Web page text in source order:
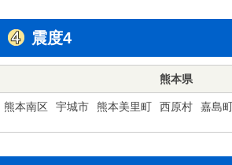
震度4
熊本県
熊本南区 宇城市 熊本美里町 西原村 嘉島